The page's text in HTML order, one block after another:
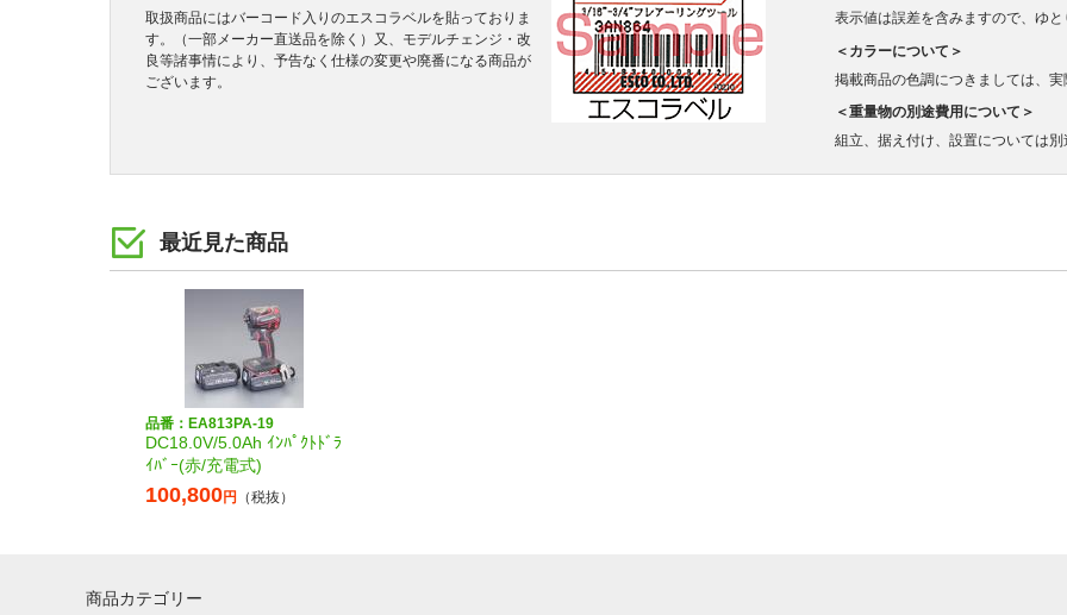
取扱商品にはバーコード入りのエスコラベルを貼っておりま
す。（一部メーカー直送品を除く）又、モデルチェンジ・改
良等諸事情により、予告なく仕様の変更や廃番になる商品が
ございます。
表示値は誤差を含みますので、ゆ
＜カラーについて＞
掲載商品の色調につきましては、
＜重量物の別途費用について＞
組立、据え付け、設置については別
最近見た商品
品番：EA813PA-19
DC18.0V/5.0Ah ｲﾝﾊﾟｸﾄﾄﾞﾗ
ｲﾊﾞｰ(赤/充電式)
100,800円 （税抜）
商品カテゴリー